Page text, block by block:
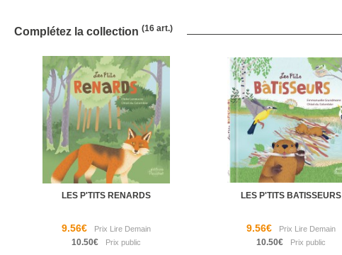
Complétez la collection (16 art.)
LES P'TITS RENARDS
9.56€
10.50€
LES P'TITS BATISSEURS
9.56€
10.50€